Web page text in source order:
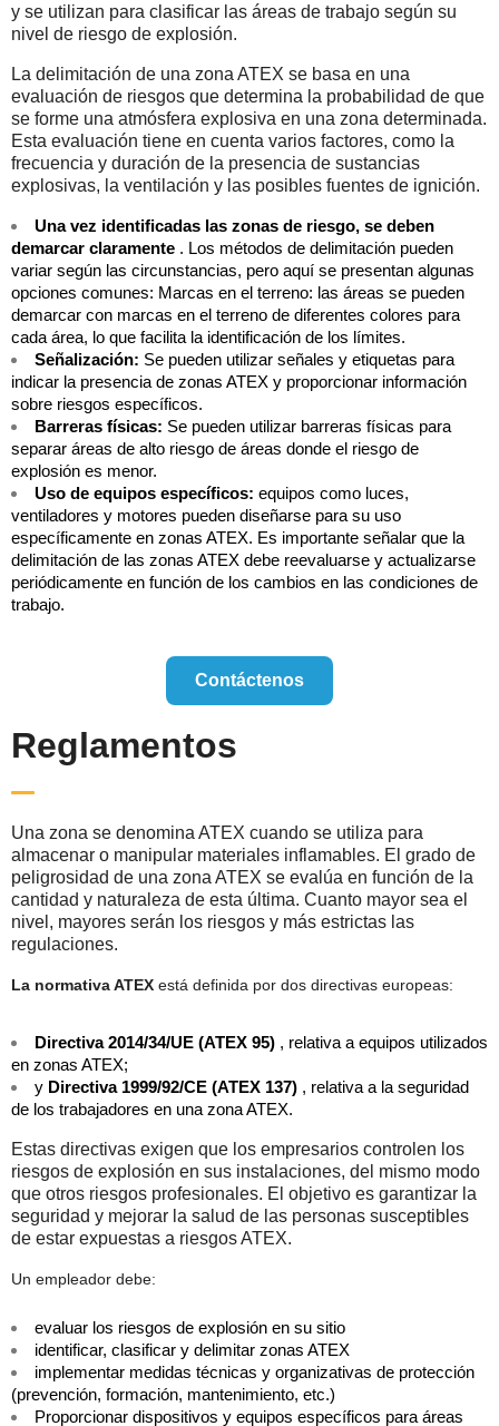
y se utilizan para clasificar las áreas de trabajo según su
nivel de riesgo de explosión.
La delimitación de una zona ATEX se basa en una
evaluación de riesgos que determina la probabilidad de que
se forme una atmósfera explosiva en una zona determinada.
Esta evaluación tiene en cuenta varios factores, como la
frecuencia y duración de la presencia de sustancias
explosivas, la ventilación y las posibles fuentes de ignición.
Una vez identificadas las zonas de riesgo, se deben
demarcar claramente . Los métodos de delimitación pueden
variar según las circunstancias, pero aquí se presentan algunas
opciones comunes: Marcas en el terreno: las áreas se pueden
demarcar con marcas en el terreno de diferentes colores para
cada área, lo que facilita la identificación de los límites.
Señalización: Se pueden utilizar señales y etiquetas para
indicar la presencia de zonas ATEX y proporcionar información
sobre riesgos específicos.
Barreras físicas: Se pueden utilizar barreras físicas para
separar áreas de alto riesgo de áreas donde el riesgo de
explosión es menor.
Uso de equipos específicos: equipos como luces,
ventiladores y motores pueden diseñarse para su uso
específicamente en zonas ATEX. Es importante señalar que la
delimitación de las zonas ATEX debe reevaluarse y actualizarse
periódicamente en función de los cambios en las condiciones de
trabajo.
Contáctenos
Reglamentos
Una zona se denomina ATEX cuando se utiliza para
almacenar o manipular materiales inflamables. El grado de
peligrosidad de una zona ATEX se evalúa en función de la
cantidad y naturaleza de esta última. Cuanto mayor sea el
nivel, mayores serán los riesgos y más estrictas las
regulaciones.
La normativa ATEX está definida por dos directivas europeas:
Directiva 2014/34/UE (ATEX 95) , relativa a equipos utilizados
en zonas ATEX;
y Directiva 1999/92/CE (ATEX 137) , relativa a la seguridad
de los trabajadores en una zona ATEX.
Estas directivas exigen que los empresarios controlen los
riesgos de explosión en sus instalaciones, del mismo modo
que otros riesgos profesionales. El objetivo es garantizar la
seguridad y mejorar la salud de las personas susceptibles
de estar expuestas a riesgos ATEX.
Un empleador debe:
evaluar los riesgos de explosión en su sitio
identificar, clasificar y delimitar zonas ATEX
implementar medidas técnicas y organizativas de protección
(prevención, formación, mantenimiento, etc.)
Proporcionar dispositivos y equipos específicos para áreas